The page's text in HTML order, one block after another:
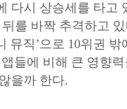
다시 상승세를 타고
뒤를 바짝 추격하고
뮤직’으로 10위권
들에 비해 큰 영향
을까 한다.